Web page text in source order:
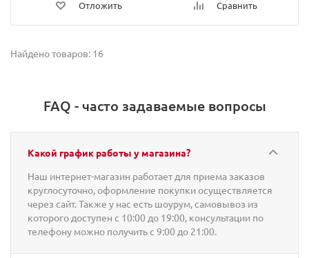
Отложить Сравнить
Найдено товаров: 16
FAQ - часто задаваемые вопросы
Какой график работы у магазина?
Наш интернет-магазин работает для приема заказов
круглосуточно, оформление покупки осуществляется
через сайт. Также у нас есть шоурум, самовывоз из
которого доступен с 10:00 до 19:00, консультации по
телефону можно получить с 9:00 до 21:00.